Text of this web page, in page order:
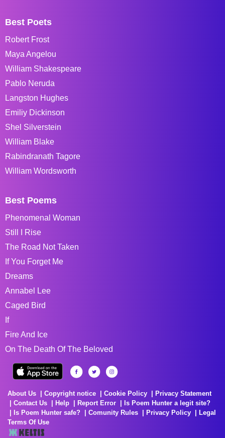
Best Poets
Robert Frost
Maya Angelou
William Shakespeare
Pablo Neruda
Langston Hughes
Emiliy Dickinson
Shel Silverstein
William Blake
Rabindranath Tagore
William Wordsworth
Best Poems
Phenomenal Woman
Still I Rise
The Road Not Taken
If You Forget Me
Dreams
Annabel Lee
Caged Bird
If
Fire And Ice
On The Death Of The Beloved
About Us Copyright notice Cookie Policy
Privacy Statement
Contact Us
Help Report Error
Is Poem Hunter a legit site?
Is Poem Hunter safe?
Comunity Rules Privacy Policy
Legal
Terms Of Use